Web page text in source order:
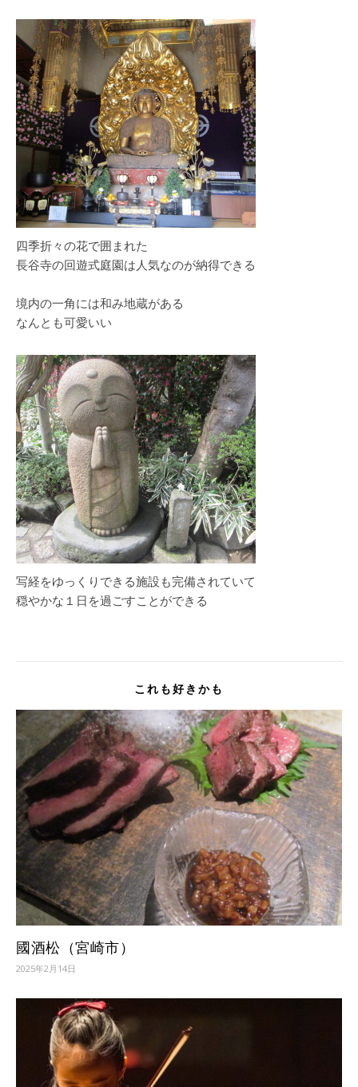
四季折々の花で囲まれた
長谷寺の回遊式庭園は人気なのが納得できる
境内の一角には和み地蔵がある
なんとも可愛いい
写経をゆっくりできる施設も完備されていて
穏やかな１日を過ごすことができる
これも好きかも
國酒松（宮崎市）
2025年2月14日